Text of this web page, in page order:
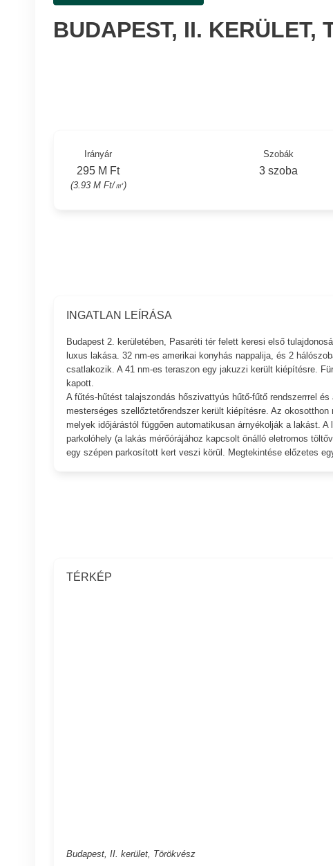
BUDAPEST, II. KERÜLET,
Irányár
295 M Ft
(3.93 M Ft/㎡)
Szobák
3 szoba
INGATLAN LEÍRÁSA
Budapest 2. kerületében, Pasaréti tér felett keresi első
luxus lakása. 32 nm-es amerikai konyhás nappalija, és 2
csatlakozik. A 41 nm-es teraszon egy jakuzzi került kiépítésre.
kapott.
A fűtés-hűtést talajszondás hőszivattyús hűtő-fűtő rendszerrrel
mesterséges szellőztetőrendszer került kiépítésre. Az
melyek időjárástól függően automatikusan árnyékolják a lakást.
parkolóhely (a lakás mérőórájához kapcsolt önálló eletromos
egy szépen parkosított kert veszi körül. Megtekintése előzetes
TÉRKÉP
Budapest, II. kerület, Törökvész